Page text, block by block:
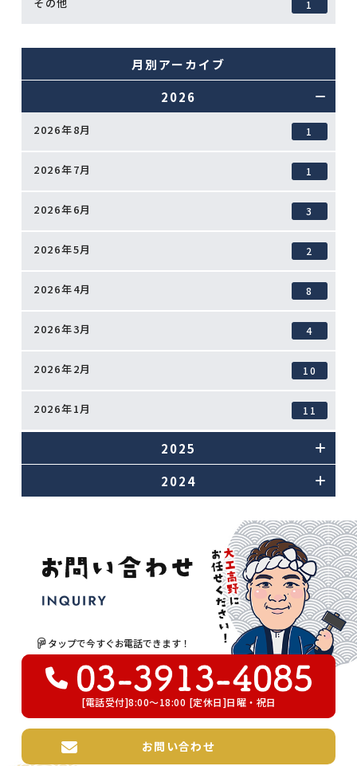
1
月別アーカイブ
2026
2026年8月 1
2026年7月 1
2026年6月 3
2026年5月 2
2026年4月 8
2026年3月 4
2026年2月 10
2026年1月 11
2025
2024
タップで今すぐお電話できます！
[電話受付]8:00～18:00 [定休日]日曜・祝日
お問い合わせ